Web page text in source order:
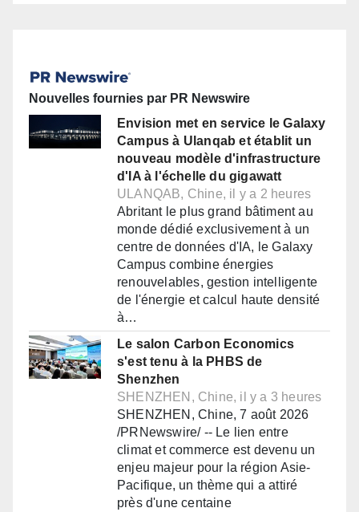
Nouvelles fournies par PR Newswire
Envision met en service le Galaxy
Campus à Ulanqab et établit un
nouveau modèle d'infrastructure
d'IA à l'échelle du gigawatt
ULANQAB, Chine, il y a 2 heures
Abritant le plus grand bâtiment au
monde dédié exclusivement à un
centre de données d'IA, le Galaxy
Campus combine énergies
renouvelables, gestion intelligente
de l'énergie et calcul haute densité
à…
Le salon Carbon Economics
s'est tenu à la PHBS de
Shenzhen
SHENZHEN, Chine, il y a 3 heures
SHENZHEN, Chine, 7 août 2026
/PRNewswire/ -- Le lien entre
climat et commerce est devenu un
enjeu majeur pour la région Asie-
Pacifique, un thème qui a attiré
près d'une centaine